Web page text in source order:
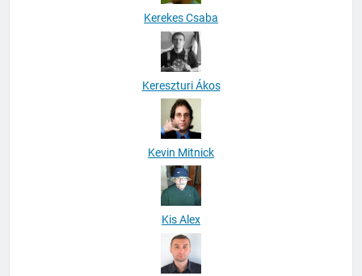
Kerekes Csaba
Kereszturi Ákos
Kevin Mitnick
Kis Alex